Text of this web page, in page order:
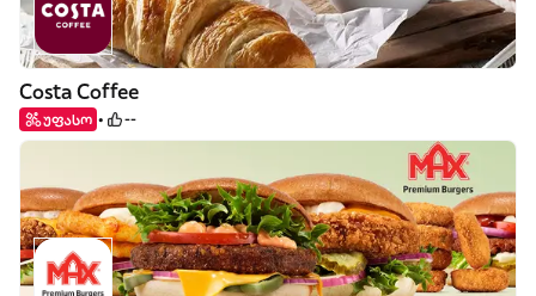
Costa Coffee
უფასო --